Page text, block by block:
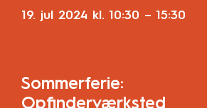
19. jul 2024 kl. 10:30 – 15:30
Sommerferie: